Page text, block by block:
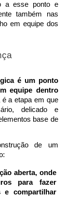
a esse ponto e
também nas
em equipe dos
é um ponto
equipe dentro
a etapa em que
delicado e
base de
de um
aberta, onde
para fazer
e compartilhar